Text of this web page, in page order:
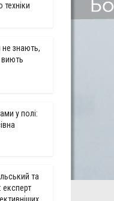
не знають,
у полі:
та